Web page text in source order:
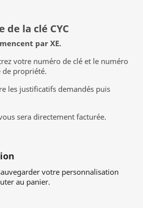
de la clé CYC
par XE.
votre numéro de clé et le numéro
de propriété.
les justificatifs demandés puis
sera directement facturée.
votre personnalisation
au panier.